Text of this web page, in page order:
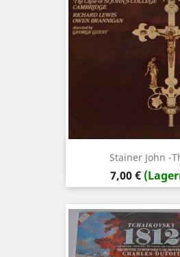
Stainer John -
Preis
7,00 €